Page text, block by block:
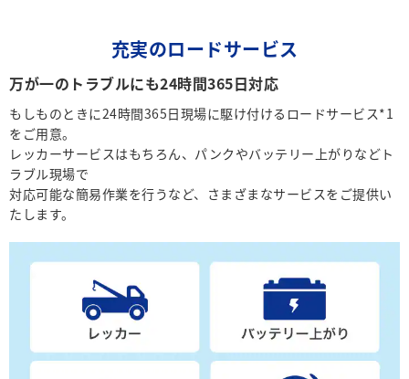
充実のロードサービス
万が一のトラブルにも24時間365日対応
もしものときに24時間365日現場に駆け付けるロードサービス*1
をご用意。
レッカーサービスはもちろん、パンクやバッテリー上がりなどト
ラブル現場で
対応可能な簡易作業を行うなど、さまざまなサービスをご提供い
たします。